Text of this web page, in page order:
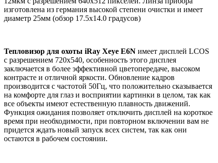
изготовлена из германия высокой степени очистки и имеет
диаметр 25мм (обзор 17.5x14.0 градусов)
Тепловизор для охоты iRay Xeye E6N имеет дисплей LCOS
с разрешением 720x540, особенность этого дисплея
заключается в более эффективной цветопередаче, высоком
контрасте и отличной яркости. Обновление кадров
производится с частотой 50Гц, что положительно сказывается
на комфорте для глаз и восприятии картинки в целом, так как
все объекты имеют естественную плавность движений.
Функция ожидания позволяет отключить дисплей на короткое
время при необходимости, при повторном включении вам не
придется ждать новый запуск всех систем, так как они
остаются в рабочем состоянии.